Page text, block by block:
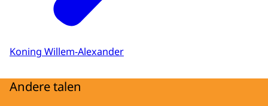
Koning Willem-Alexander
Andere talen